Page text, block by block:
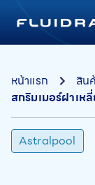
หน้าแรก สิน
สกริมเมอร์ฝาเ
Astralpool